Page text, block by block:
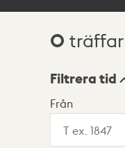
0
Visningsläge
Filtrera tid
Från